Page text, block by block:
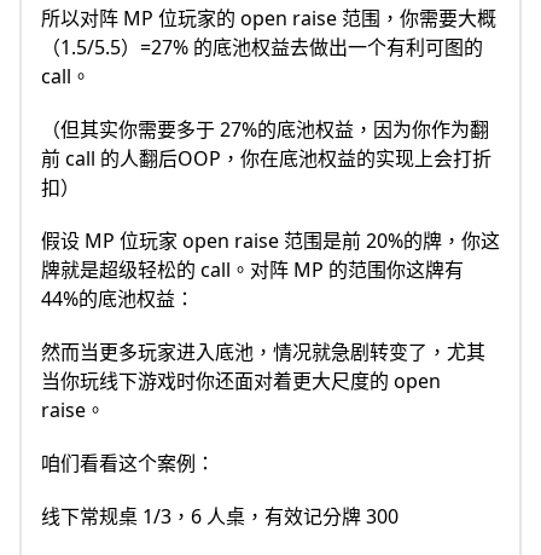
所以对阵 MP 位玩家的 open raise 范围，你需要大概
（1.5/5.5）=27% 的底池权益去做出一个有利可图的
call。
（但其实你需要多于 27%的底池权益，因为你作为翻
前 call 的人翻后OOP，你在底池权益的实现上会打折
扣）
假设 MP 位玩家 open raise 范围是前 20%的牌，你这
牌就是超级轻松的 call。对阵 MP 的范围你这牌有
44%的底池权益：
然而当更多玩家进入底池，情况就急剧转变了，尤其
当你玩线下游戏时你还面对着更大尺度的 open
raise。
咱们看看这个案例：
线下常规桌 1/3，6 人桌，有效记分牌 300